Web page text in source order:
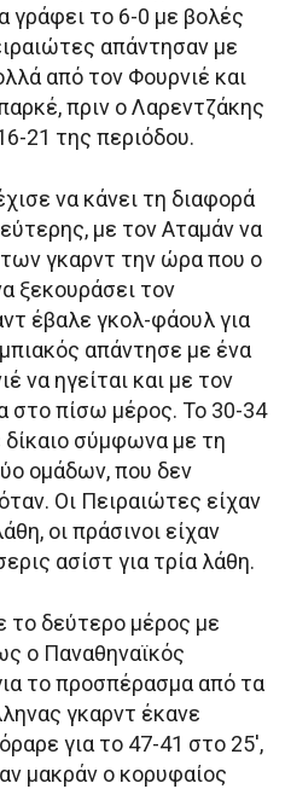
γράφει το 6-0 με βολές
απάντησαν με
από τον Φουρνιέ και
πριν ο Λαρεντζάκης
21 της περιόδου.
να κάνει τη διαφορά
με τον Αταμάν να
γκαρντ την ώρα που ο
ξεκουράσει τον
έβαλε γκολ-φάουλ για
απάντησε με ένα
να ηγείται και με τον
στο πίσω μέρος. Το 30-34
δίκαιο σύμφωνα με τη
ομάδων, που δεν
Οι Πειραιώτες είχαν
οι πράσινοι είχαν
ασίστ για τρία λάθη.
το δεύτερο μέρος με
ο Παναθηναϊκός
το προσπέρασμα από τα
γκαρντ έκανε
για το 47-41 στο 25′,
μακράν ο κορυφαίος